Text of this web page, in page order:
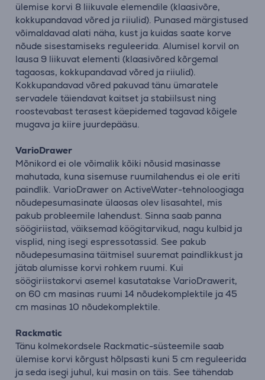
ülemise korvi 8 liikuvale elemendile (klaasivõre,
kokkupandavad võred ja riiulid). Punased märgistused
võimaldavad alati näha, kust ja kuidas saate korve
nõude sisestamiseks reguleerida. Alumisel korvil on
lausa 9 liikuvat elementi (klaasivõred kõrgemal
tagaosas, kokkupandavad võred ja riiulid).
Kokkupandavad võred pakuvad tänu ümaratele
servadele täiendavat kaitset ja stabiilsust ning
roostevabast terasest käepidemed tagavad kõigele
mugava ja kiire juurdepääsu.
VarioDrawer
Mõnikord ei ole võimalik kõiki nõusid masinasse
mahutada, kuna sisemuse ruumilahendus ei ole eriti
paindlik. VarioDrawer on ActiveWater-tehnoloogiaga
nõudepesumasinate ülaosas olev lisasahtel, mis
pakub probleemile lahendust. Sinna saab panna
söögiriistad, väiksemad köögitarvikud, nagu kulbid ja
visplid, ning isegi espressotassid. See pakub
nõudepesumasina täitmisel suuremat paindlikkust ja
jätab alumisse korvi rohkem ruumi. Kui
söögiriistakorvi asemel kasutatakse VarioDrawerit,
on 60 cm masinas ruumi 14 nõudekomplektile ja 45
cm masinas 10 nõudekomplektile.
Rackmatic
Tänu kolmekordsele Rackmatic-süsteemile saab
ülemise korvi kõrgust hõlpsasti kuni 5 cm reguleerida
ja seda isegi juhul, kui masin on täis. See tähendab